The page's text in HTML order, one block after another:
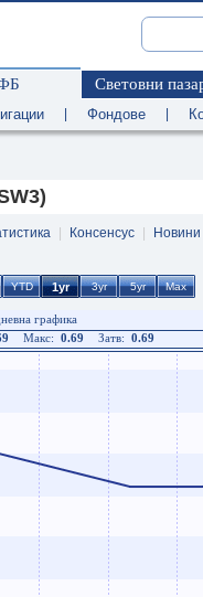
Световни
Фондове
Консенсус Новини
графика
Макс: 0.69 Затв: 0.69